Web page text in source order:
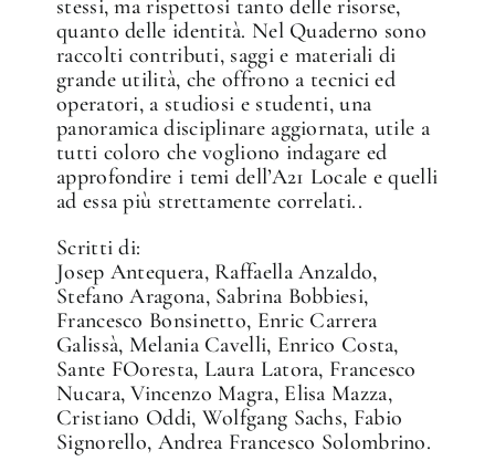
stessi, ma rispettosi tanto delle risorse,
quanto delle identità. Nel Quaderno sono
raccolti contributi, saggi e materiali di
grande utilità, che offrono a tecnici ed
operatori, a studiosi e studenti, una
panoramica disciplinare aggiornata, utile a
tutti coloro che vogliono indagare ed
approfondire i temi dell’A21 Locale e quelli
ad essa più strettamente correlati..
Scritti di:
Josep Antequera, Raffaella Anzaldo,
Stefano Aragona, Sabrina Bobbiesi,
Francesco Bonsinetto, Enric Carrera
Galissà, Melania Cavelli, Enrico Costa,
Sante FOoresta, Laura Latora, Francesco
Nucara, Vincenzo Magra, Elisa Mazza,
Cristiano Oddi, Wolfgang Sachs, Fabio
Signorello, Andrea Francesco Solombrino.